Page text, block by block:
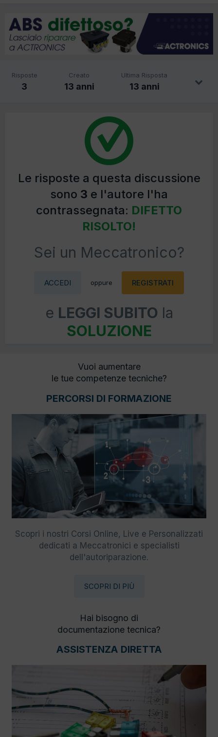
Risposte
3
Creato
13 anni
Ultima Risposta
13 anni
Le risposte a questa discussione
sono 3 e l'autore l'ha
contrassegnata: DIFETTO
RISOLTO!
Sei un Meccatronico?
ACCEDI oppure REGISTRATI
e LEGGI SUBITO la
SOLUZIONE
Vuoi aumentare
le tue competenze tecniche?
PERCORSI DI FORMAZIONE
Scopri i nostri Corsi Online, Live e Personalizzati
dedicati a Meccatronici e specialisti
dell'autoriparazione.
SCOPRI DI PIÙ
Hai bisogno di
documentazione tecnica?
ASSISTENZA DIRETTA